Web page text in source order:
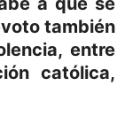
también
entre
católica,